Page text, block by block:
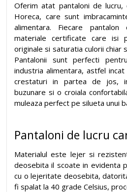
Oferim atat pantaloni de
Horeca, care sunt
alimentara. Fiecare
materiale certificate care isi
originale si saturatia culorii chiar
Pantalonii sunt perfecti
industria alimentara, astfel
crestaturi in partea de jos,
buzunare si o croiala
muleaza perfect pe silueta unui
Pantaloni de lucru
Materialul este lejer si
deosebita il scoate in evidenta
cu o lejeritate deosebita,
fi spalat la 40 grade Celsius,